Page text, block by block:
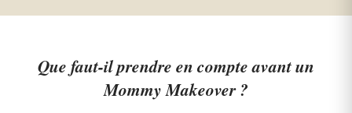
Que faut-il prendre en compte avant un
Mommy Makeover ?